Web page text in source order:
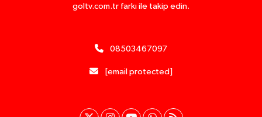
goltv.com.tr farkı ile takip edin.
08503467097
[email protected]